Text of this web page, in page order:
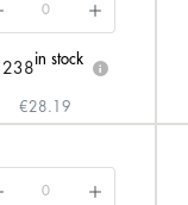
238
in stock
i
€28.19